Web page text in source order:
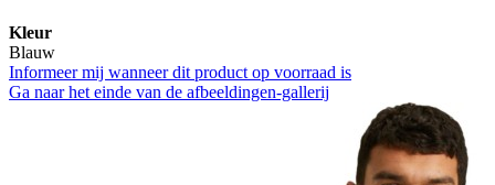
Kleur
Blauw
Informeer mij wanneer dit product op voorraad is
Ga naar het einde van de afbeeldingen-gallerij